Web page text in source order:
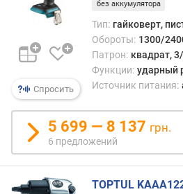
у
д
м
и
)
и
л
о
Спросить
без аккумулятора
Тип: гайковерт,
Обороты: 1300/
Патрон: квадрат,
Функции: ударный
Источник питания:
5 699 — 8 137 грн.
6 предложений
TOPTUL